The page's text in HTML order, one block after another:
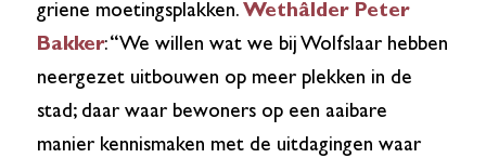
griene moetingsplakken. Wethâlder Peter
Bakker: “We willen wat we bij Wolfslaar hebben
neergezet uitbouwen op meer plekken in de
stad; daar waar bewoners op een aaibare
manier kennismaken met de uitdagingen waar